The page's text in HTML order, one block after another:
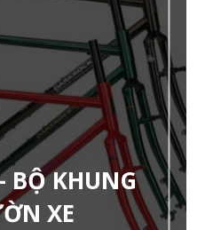
BỘ KHUNG
XE